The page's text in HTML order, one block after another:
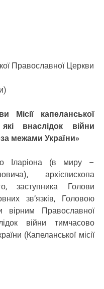
Православної Церкви
Місії капеланської
внаслідок війни
межами України»
Іларіона (в миру –
архієпископа
заступника Голови
зв’язків, Головою
вірним Православної
війни тимчасово
(Капеланської місії